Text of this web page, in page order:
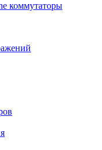
коммутаторы